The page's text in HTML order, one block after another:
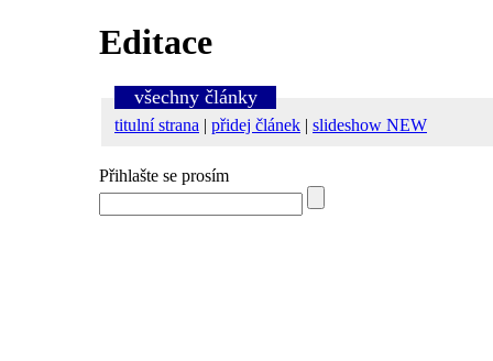
Editace
všechny články
titulní strana | přidej článek | slideshow NEW
Přihlašte se prosím